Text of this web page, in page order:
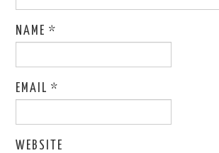
NAME*
EMAIL*
WEBSITE